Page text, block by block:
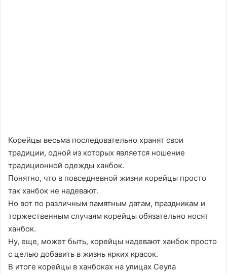
Корейцы весьма последовательно хранят свои
традиции, одной из которых является ношение
традиционной одежды ханбок.
Понятно, что в повседневной жизни корейцы просто
так ханбок не надевают.
Но вот по различным памятным датам, праздникам и
торжественным случаям корейцы обязательно носят
ханбок.
Ну, еще, может быть, корейцы надевают ханбок просто
с целью добавить в жизнь ярких красок.
В итоге корейцы в ханбоках на улицах Сеула